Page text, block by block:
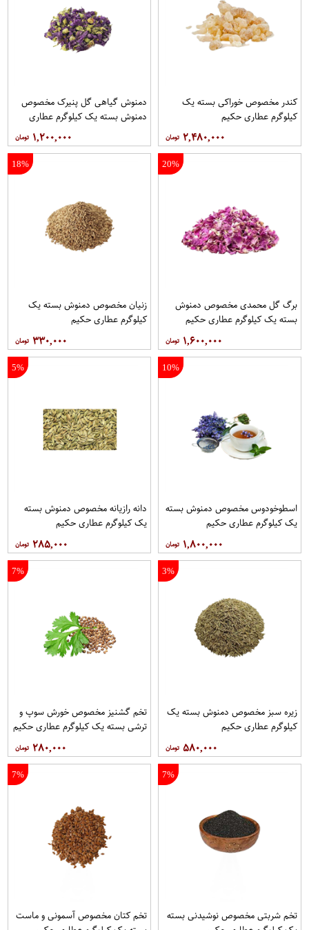
کندر مخصوص خوراکی بسته یک
کیلوگرم عطاری حکیم
۲,۴۸۰,۰۰۰
دمنوش گیاهی گل پنیرک مخصوص
دمنوش بسته یک کیلوگرم عطاری
۱,۲۰۰,۰۰۰
20%
برگ گل محمدی مخصوص دمنوش
بسته یک کیلوگرم عطاری حکیم
۱,۶۰۰,۰۰۰
18%
زنیان مخصوص دمنوش بسته یک
کیلوگرم عطاری حکیم
۳۳۰,۰۰۰
10%
اسطوخودوس مخصوص دمنوش بسته
یک کیلوگرم عطاری حکیم
۱,۸۰۰,۰۰۰
5%
دانه رازیانه مخصوص دمنوش بسته
یک کیلوگرم عطاری حکیم
۲۸۵,۰۰۰
3%
زیره سبز مخصوص دمنوش بسته یک
کیلوگرم عطاری حکیم
۵۸۰,۰۰۰
7%
تخم گشنیز مخصوص خورش سوپ و
ترشی بسته یک کیلوگرم عطاری حکیم
۲۸۰,۰۰۰
7%
تخم شربتی مخصوص نوشیدنی بسته
7%
تخم کتان مخصوص آسمونی و ماست